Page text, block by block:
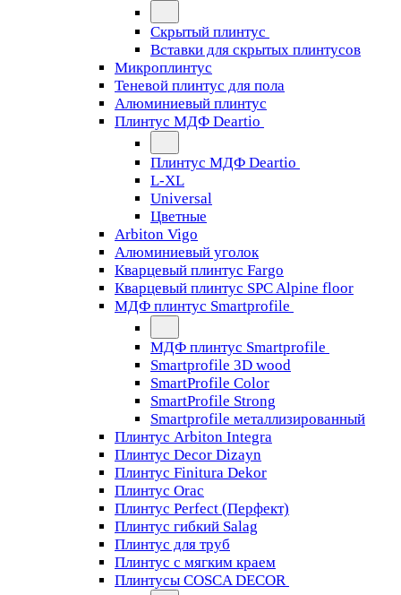
Скрытый плинтус
Вставки для скрытых плинтусов
Микроплинтус
Теневой плинтус для пола
Алюминиевый плинтус
Плинтус МДФ Deartio
Плинтус МДФ Deartio
L-XL
Universal
Цветные
Arbiton Vigo
Алюминиевый уголок
Кварцевый плинтус Fargo
Кварцевый плинтус SPC Alpine floor
МДФ плинтус Smartprofile
МДФ плинтус Smartprofile
Smartprofile 3D wood
SmartProfile Color
SmartProfile Strong
Smartprofile металлизированный
Плинтус Arbiton Integra
Плинтус Decor Dizayn
Плинтус Finitura Dekor
Плинтус Orac
Плинтус Perfect (Перфект)
Плинтус гибкий Salag
Плинтус для труб
Плинтус с мягким краем
Плинтусы COSCA DECOR